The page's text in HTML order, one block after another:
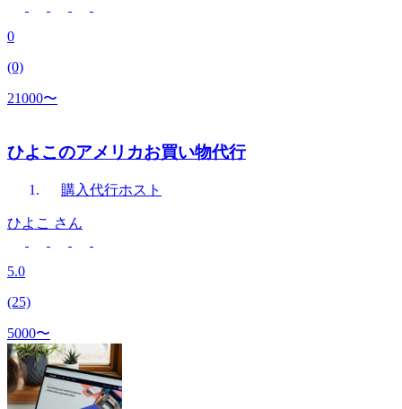
0
(0)
21000〜
ひよこのアメリカお買い物代行
購入代行ホスト
ひよこ さん
5.0
(25)
5000〜